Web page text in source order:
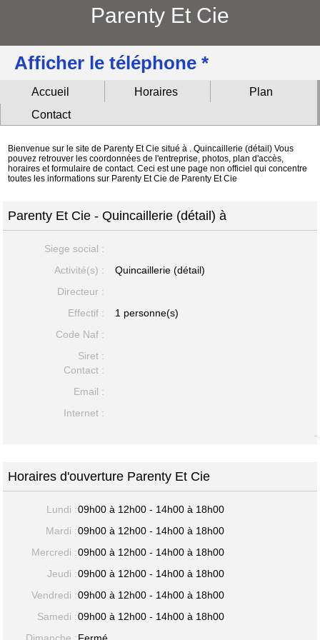
Parenty Et Cie
Afficher le téléphone *
Accueil Horaires
Plan
Contact
Bienvenue sur le site de Parenty Et Cie situé à . Quincaillerie (détail) Vous
pouvez retrouver les coordonnées de l'entreprise, photos, plan d'accès,
horaires et formulaire de contact. Ceci est une page non officiel qui concentre
toutes les informations sur Parenty Et Cie de Parenty Et Cie
Parenty Et Cie - Quincaillerie (détail) à
Siege social :
Activité(s) :
Quincaillerie (détail)
Directeur :
Effectif :
1 personne(s)
Code Naf :
Siret :
Contact :
Email :
Internet :
-
Horaires d'ouverture Parenty Et Cie
Lundi :09h00 à 12h00 - 14h00 à 18h00
Mardi :09h00 à 12h00 - 14h00 à 18h00
Mercredi :09h00 à 12h00 - 14h00 à 18h00
Jeudi :09h00 à 12h00 - 14h00 à 18h00
Vendredi :09h00 à 12h00 - 14h00 à 18h00
Samedi :09h00 à 12h00 - 14h00 à 18h00
Dimanche :Fermé